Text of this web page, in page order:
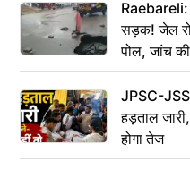
Raebareli:
सड़क! जेल
पोल, जांच
JPSC-
हड़ताल
होगा तेज